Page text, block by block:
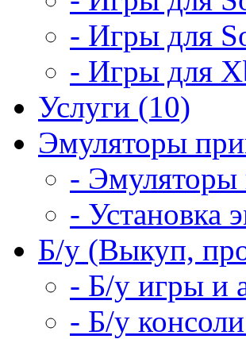
- Игры для
- Игры для
Услуги (10)
Эмуляторы
- Эмуляторы
- Установка
Б/у (Выкуп,
- Б/у игры и
- Б/у